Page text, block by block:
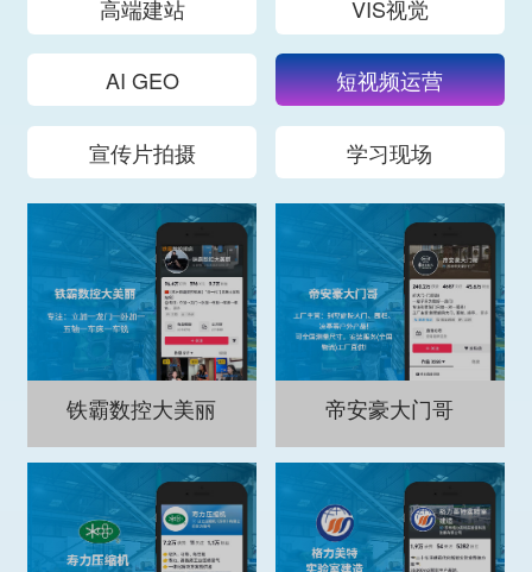
高端建站 VIS视觉
AI GEO 短视频运营
宣传片拍摄 学习现场
铁霸数控大美丽 帝安豪大门哥